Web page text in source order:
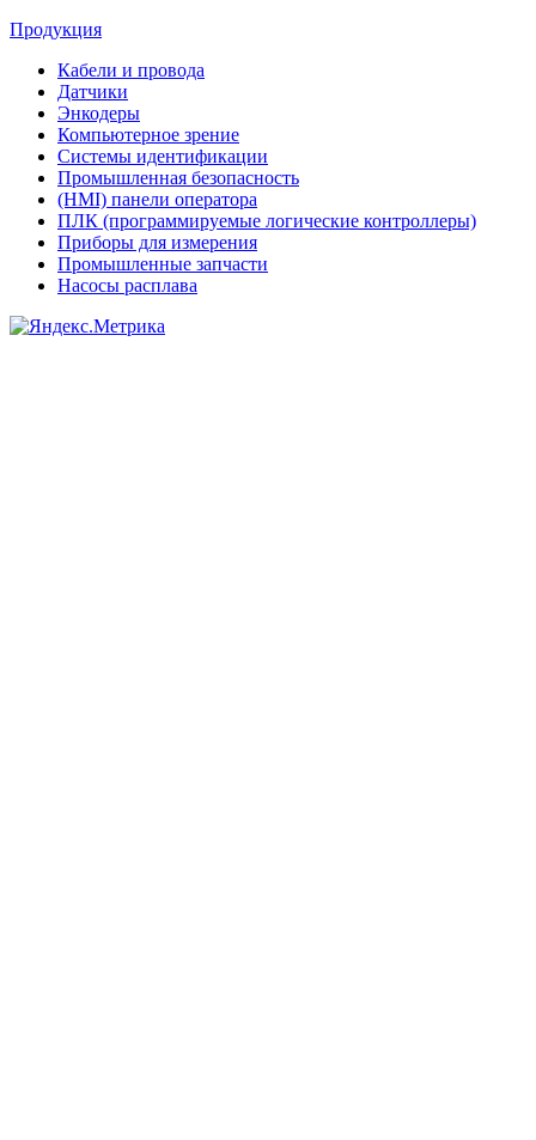
Продукция
Кабели и провода
Датчики
Энкодеры
Компьютерное зрение
Системы идентификации
Промышленная безопасность
(HMI) панели оператора
ПЛК (программируемые логические контроллеры)
Приборы для измерения
Промышленные запчасти
Насосы расплава